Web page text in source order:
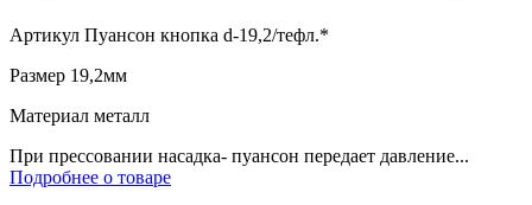
Артикул Пуансон кнопка d-19,2/тефл.*
Размер 19,2мм
Материал металл
При прессовании насадка- пуансон передает давление...
Подробнее о товаре